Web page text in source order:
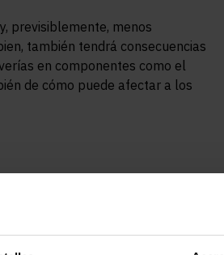
previsiblemente, menos
también tendrá consecuencias
en componentes como el
de cómo puede afectar a los
de Circulación y el
calzada y acera.